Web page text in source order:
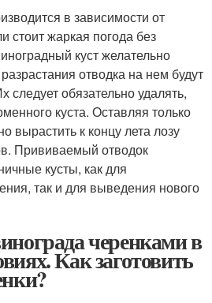
в зависимости от
стоит жаркая погода без
куст желательно
отводка на нем будут
следует обязательно удалять,
куста. Оставляя только
вырастить к концу лета лозу
Прививаемый отводок
кусты, как для
так и для выведения нового
черенками в
Как заготовить